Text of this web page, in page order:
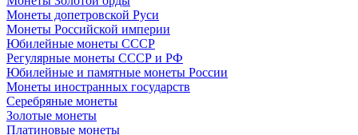
Монеты допетровской Руси
Монеты Российской империи
Юбилейные монеты СССР
Регулярные монеты СССР и РФ
Юбилейные и памятные монеты России
Монеты иностранных государств
Серебряные монеты
Золотые монеты
Платиновые монеты